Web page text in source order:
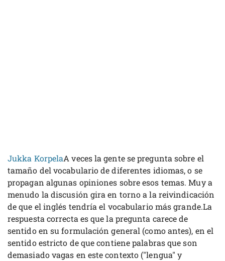
Jukka KorpelaA veces la gente se pregunta sobre el
tamaño del vocabulario de diferentes idiomas, o se
propagan algunas opiniones sobre esos temas. Muy a
menudo la discusión gira en torno a la reivindicación
de que el inglés tendría el vocabulario más grande.La
respuesta correcta es que la pregunta carece de
sentido en su formulación general (como antes), en el
sentido estricto de que contiene palabras que son
demasiado vagas en este contexto ("lengua" y